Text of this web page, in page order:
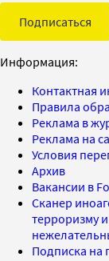
Подписаться
Информация:
Контактная
Правила
Реклама в
Реклама на
Условия
Архив
Вакансии в
Сканер
терроризму
Подписка на